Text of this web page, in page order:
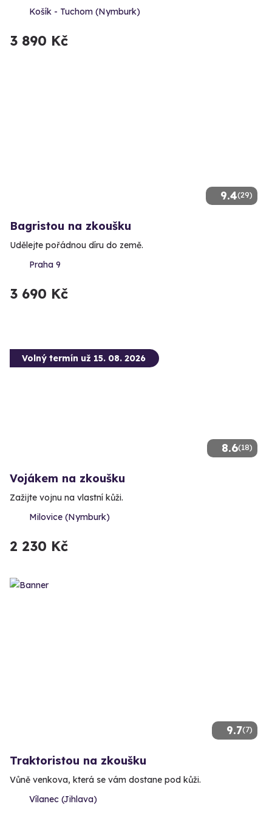
Košík - Tuchom (Nymburk)
3 890 Kč
9.4(29)
Bagristou na zkoušku
Udělejte pořádnou díru do země.
Praha 9
3 690 Kč
8.6(18)
Volný termín už 15. 08. 2026
Vojákem na zkoušku
Zažijte vojnu na vlastní kůži.
Milovice (Nymburk)
2 230 Kč
9.7(7)
Traktoristou na zkoušku
Vůně venkova, která se vám dostane pod kůži.
Vílanec (Jihlava)